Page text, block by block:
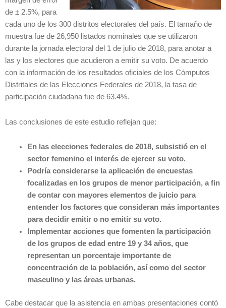
de ± 2.5%, para
cada uno de los 300 distritos electorales del país. El tamaño de
muestra fue de 26,950 listados nominales que se utilizaron
durante la jornada electoral del 1 de julio de 2018, para anotar a
las y los electores que acudieron a emitir su voto. De acuerdo
con la información de los resultados oficiales de los Cómputos
Distritales de las Elecciones Federales de 2018, la tasa de
participación ciudadana fue de 63.4%.
Las conclusiones de este estudio reflejan que:
En las elecciones federales de 2018, subsistió en el
sector femenino el interés de ejercer su voto.
Podría considerarse la aplicación de encuestas
focalizadas en los grupos de menor participación, a fin
de contar con mayores elementos de juicio para
entender los factores que consideran más importantes
para decidir emitir o no emitir su voto.
Implementar acciones que fomenten la participación
de los grupos de edad entre 19 y 34 años, que
representan un porcentaje importante de
concentración de la población, así como del sector
masculino y las áreas urbanas.
Cabe destacar que la asistencia en ambas presentaciones contó